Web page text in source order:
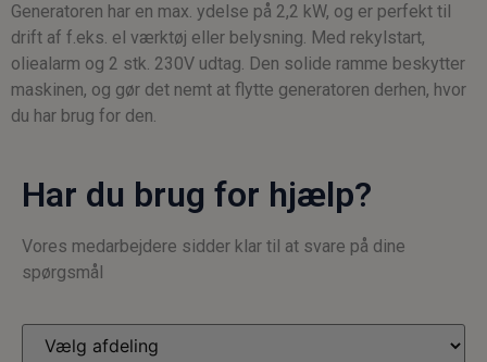
Generatoren har en max. ydelse på 2,2 kW, og er perfekt til
drift af f.eks. el værktøj eller belysning. Med rekylstart,
oliealarm og 2 stk. 230V udtag. Den solide ramme beskytter
maskinen, og gør det nemt at flytte generatoren derhen, hvor
du har brug for den.
Har du brug for hjælp?
Vores medarbejdere sidder klar til at svare på dine
spørgsmål